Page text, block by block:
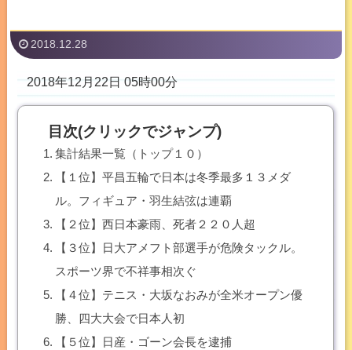
2018.12.28
2018年12月22日 05時00分
目次(クリックでジャンプ)
集計結果一覧（トップ１０）
【１位】平昌五輪で日本は冬季最多１３メダ
ル。フィギュア・羽生結弦は連覇
【２位】西日本豪雨、死者２２０人超
【３位】日大アメフト部選手が危険タックル。
スポーツ界で不祥事相次ぐ
【４位】テニス・大坂なおみが全米オープン優
勝、四大大会で日本人初
【５位】日産・ゴーン会長を逮捕